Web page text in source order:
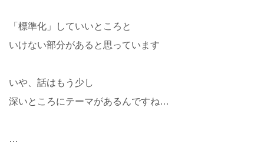
「標準化」していいところと
いけない部分があると思っています
いや、話はもう少し
深いところにテーマがあるんですね…
…